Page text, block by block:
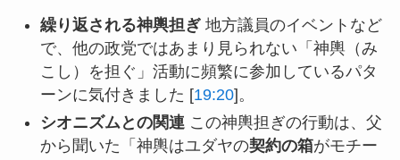
繰り返される神輿担ぎ地方議員のイベントなど
で、他の政党ではあまり見られない「神輿（み
こし）を担ぐ」活動に頻繁に参加しているパタ
ーンに気付きました [19:20]。
シオニズムとの関連この神輿担ぎの行動は、父
から聞いた「神輿はユダヤの契約の箱がモチー